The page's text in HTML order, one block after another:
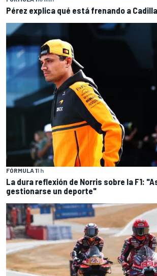
Pérez explica qué está frenando a
FÓRMULA 11 h
La dura reflexión de Norris sobre la F1:
gestionarse un deporte"